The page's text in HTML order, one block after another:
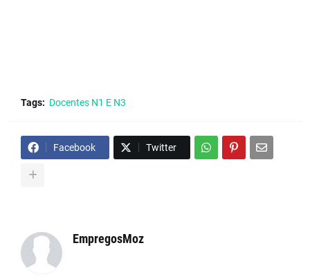
Tags: Docentes N1 E N3
Facebook Twitter
EmpregosMoz